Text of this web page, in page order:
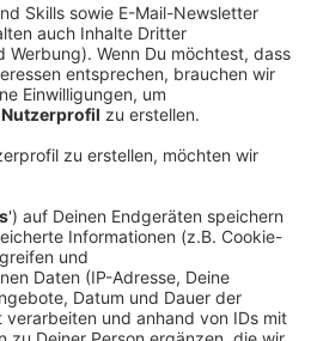
und fünf
Schauspieler oder
ist, stellt er sich auch dem
„Fünf für". Dabei wird
sondern dem Gast
Hand gedrückt, zu denen er